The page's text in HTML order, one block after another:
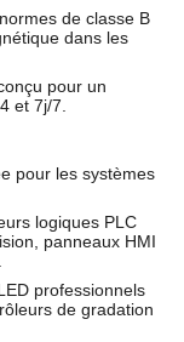
de classe B
dans les
conçu pour un
et 7j/7.
pour les systèmes
logiques PLC
panneaux HMI
professionnels
de gradation